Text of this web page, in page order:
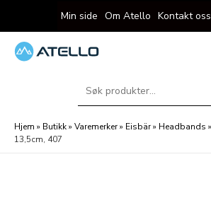
til
innholdet
Min side Om Atello Kontakt oss
Søk
Hjem » Butikk» Varemerker» Eisbär» Headbands »
13,5cm, 407